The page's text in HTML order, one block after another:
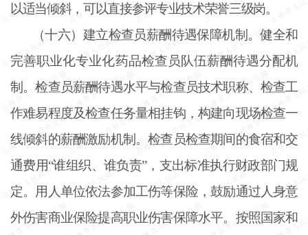
以适当倾斜，可以直接参评专业技术荣誉三级岗。
（十六）建立检查员薪酬待遇保障机制。健全和
完善职业化专业化药品检查员队伍薪酬待遇分配机
制。检查员薪酬待遇水平与检查员技术职称、检查工
作难易程度及检查任务量相挂钩，构建向现场检查一
线倾斜的薪酬激励机制。检查员检查期间的食宿和交
通费用“谁组织、谁负责”，支出标准执行财政部门规
定。用人单位依法参加工伤等保险，鼓励通过人身意
外伤害商业保险提高职业伤害保障水平。按照国家和